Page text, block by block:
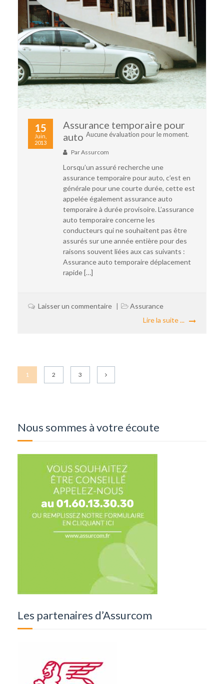
15
Juin,
2013
Assurance temporaire pour
auto Aucune évaluation pour le moment.
ParAssurcom
Lorsqu’un assuré recherche une
assurance temporaire pour auto, c’est en
générale pour une courte durée, cette est
appelée également assurance auto
temporaire à durée provisoire. L’assurance
auto temporaire concerne les
conducteurs qui ne souhaitent pas être
assurés sur une année entière pour des
raisons souvent liées aux cas suivants :
Assurance auto temporaire déplacement
rapide […]
Laisser un commentaire
Assurance
Lire la suite ...
1 2 3
Nous sommes à votre écoute
Les partenaires d’Assurcom